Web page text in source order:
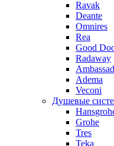
Ravak
Deante
Omnires
Rea
Good
Radaway
Adema
Veconi
Душевые
Grohe
Tres
Teka